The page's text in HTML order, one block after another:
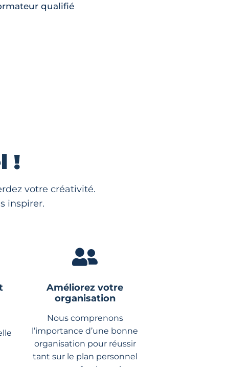
qualifié
!
votre créativité.
inspirer.
Améliorez votre
organisation
Nous comprenons
l’importance d’une bonne
organisation pour réussir
tant sur le plan personnel